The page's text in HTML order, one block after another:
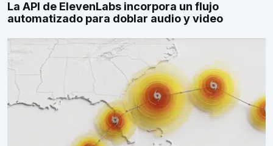
La API de ElevenLabs incorpora un flujo
automatizado para doblar audio y video